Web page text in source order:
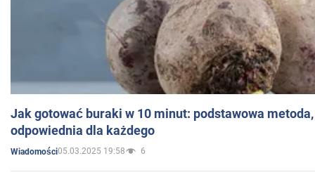
Jak gotować buraki w 10 minut: podstawowa
odpowiednia dla każdego
Wiadomości05.03.2025 19:58 6